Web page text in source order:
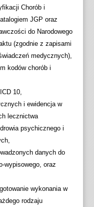
Chorób i
JGP oraz
do Narodowego
(zgodnie z zapisami
medycznych),
kodów chorób i
10,
i ewidencja w
lecznictwa
psychicznego i
danych do
wypisowego, oraz
wykonania w
rodzaju